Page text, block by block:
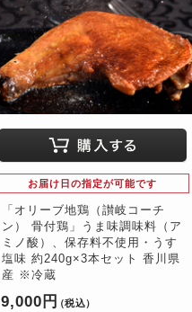
お届け日の指定が可能です
「オリーブ地鶏（讃岐コーチ
ン） 骨付鶏」うま味調味料（ア
ミノ酸）、保存料不使用・うす
塩味 約240g×3本セット 香川県
産 ※冷蔵
9,000円 （税込）